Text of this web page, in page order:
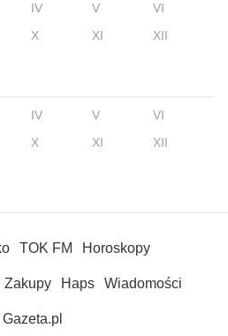
IV V
VI
X XI XII
IV V
VI
X XI XII
TOK FM Horoskopy
Zakupy Haps Wiadomości
Gazeta.pl